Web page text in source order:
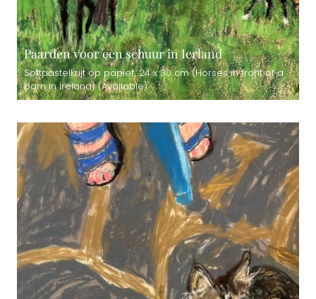
Paarden voor een schuur in Ierland
Softpastelkrijt op papier, 24 x 30 cm (Horses in front of a
barn in Ireland) (Available)